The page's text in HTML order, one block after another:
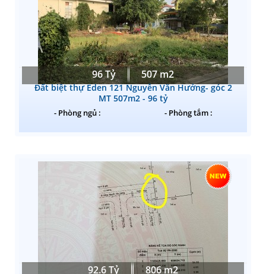
96 Tỷ 507 m2
Đất biệt thự Eden 121 Nguyễn Văn Hưởng- góc 2
MT 507m2 - 96 tỷ
- Phòng ngủ : - Phòng tắm :
92.6 Tỷ 806 m2